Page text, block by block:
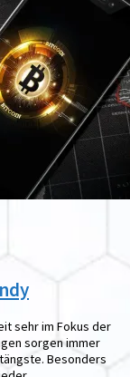
sehr im Fokus der
sorgen immer
Besonders